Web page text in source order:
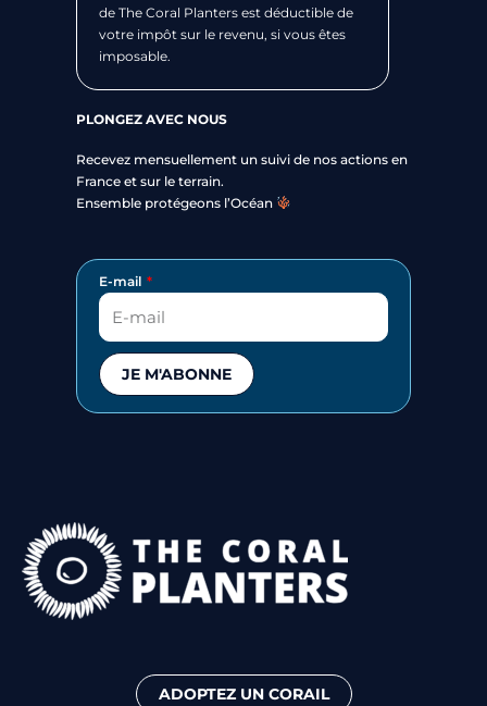
de The Coral Planters est déductible de
votre impôt sur le revenu, si vous êtes
imposable.
PLONGEZ AVEC NOUS
Recevez mensuellement un suivi de nos actions en
France et sur le terrain.
Ensemble protégeons l’Océan
E-mail
JE M'ABONNE
ADOPTEZ UN CORAIL